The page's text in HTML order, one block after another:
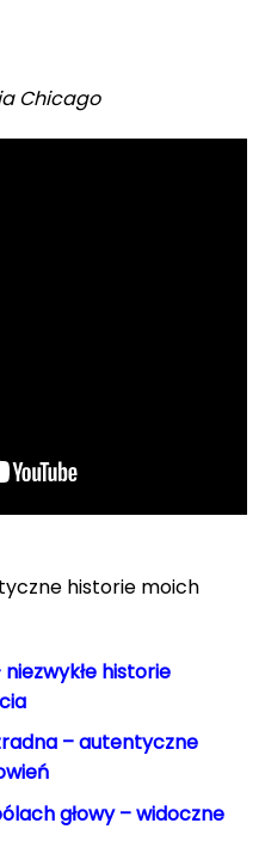
Chicago
historie moich
historie
– autentyczne
głowy – widoczne